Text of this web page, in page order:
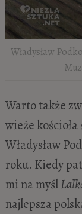
Władysław
Warto także
wieże
Władysław
roku. Kiedy
mi na myśl
najlepsza